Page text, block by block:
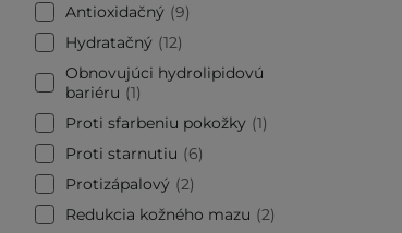
Antioxidačný
9
Hydratačný
12
Obnovujúci hydrolipidovú
bariéru
1
Proti sfarbeniu pokožky
1
Proti starnutiu
6
Protizápalový
2
Redukcia kožného mazu
2